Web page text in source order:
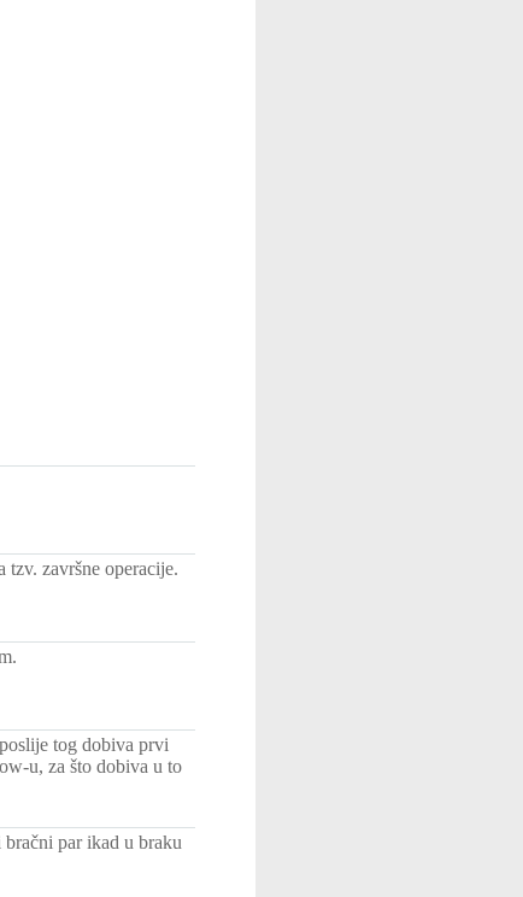
završne operacije.
tog dobiva prvi
u, za što dobiva u to
par ikad u braku